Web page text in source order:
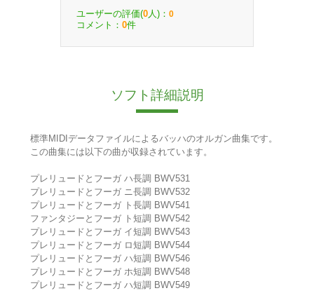
ユーザーの評価(0 人)： 0
コメント： 0件
ソフト詳細説明
標準MIDIデータファイルによるバッハのオルガン曲集です。
この曲集には以下の曲が収録されています。
プレリュードとフーガ ハ長調 BWV531
プレリュードとフーガ ニ長調 BWV532
プレリュードとフーガ ト長調 BWV541
ファンタジーとフーガ ト短調 BWV542
プレリュードとフーガ イ短調 BWV543
プレリュードとフーガ ロ短調 BWV544
プレリュードとフーガ ハ短調 BWV546
プレリュードとフーガ ホ短調 BWV548
プレリュードとフーガ ハ短調 BWV549